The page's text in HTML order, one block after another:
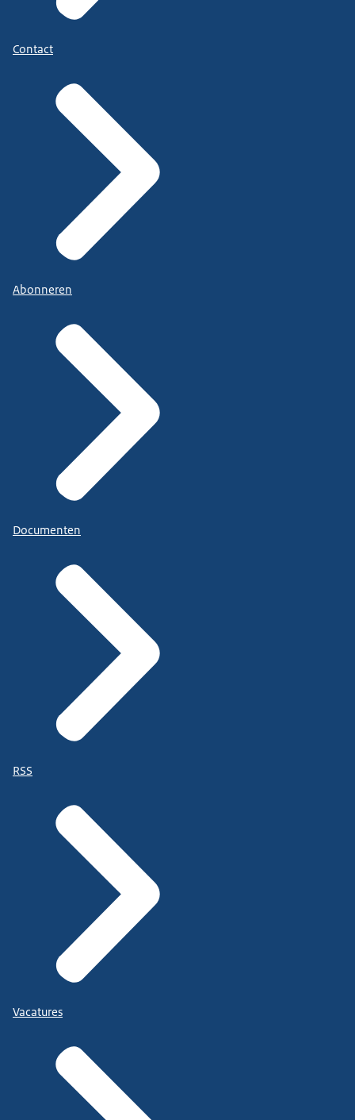
Contact
Abonneren
Documenten
RSS
Vacatures